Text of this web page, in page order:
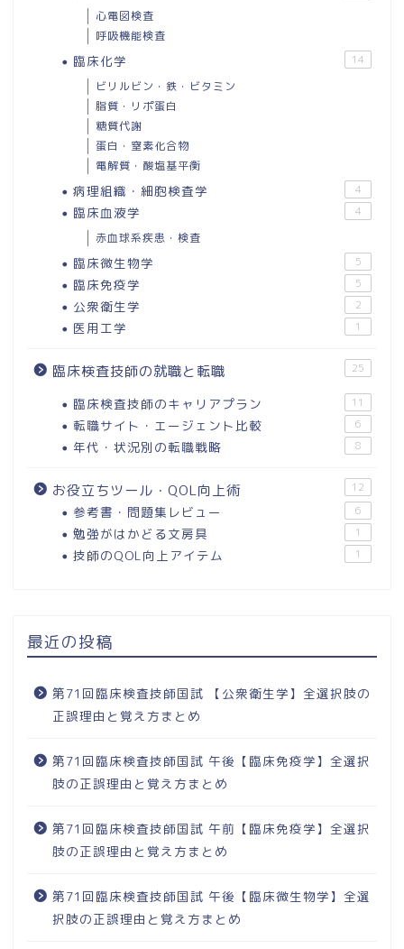
心電図検査
呼吸機能検査
臨床化学 14
ビリルビン・鉄・ビタミン
脂質・リポ蛋白
糖質代謝
蛋白・窒素化合物
電解質・酸塩基平衡
病理組織・細胞検査学 4
臨床血液学 4
赤血球系疾患・検査
臨床微生物学 5
臨床免疫学 5
公衆衛生学 2
医用工学 1
臨床検査技師の就職と転職 25
臨床検査技師のキャリアプラン 11
転職サイト・エージェント比較 6
年代・状況別の転職戦略 8
お役立ちツール・QOL向上術 12
参考書・問題集レビュー 6
勉強がはかどる文房具 1
技師のQOL向上アイテム 1
最近の投稿
第71回臨床検査技師国試 【公衆衛生学】全選択肢の
正誤理由と覚え方まとめ
第71回臨床検査技師国試 午後【臨床免疫学】全選択
肢の正誤理由と覚え方まとめ
第71回臨床検査技師国試 午前【臨床免疫学】全選択
肢の正誤理由と覚え方まとめ
第71回臨床検査技師国試 午後【臨床微生物学】全選
択肢の正誤理由と覚え方まとめ